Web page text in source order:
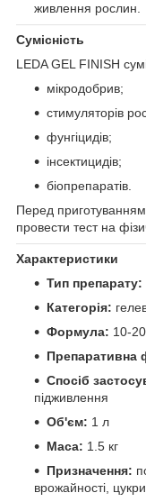
живлення рослин.
Сумісність
LEDA GEL FINISH
мікродобрив;
стимуляторів
фунгіцидів;
інсектицидів;
біопрепаратів.
Перед
провести тест на
Характеристики
Тип препарату:
Категорія:
Формула: 10-
Препаративна
Спосіб
підживлення
Об'єм: 1 л
Маса: 1.5 кг
Призначення:
врожайності,